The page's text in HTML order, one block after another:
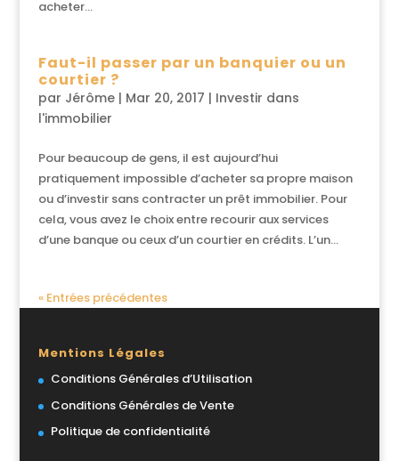
acheter...
Faut-il passer par un banquier ou un
courtier ?
par Jérôme| Mar 20, 2017 | Investir dans
l'immobilier
Pour beaucoup de gens, il est aujourd’hui
pratiquement impossible d’acheter sa propre maison
ou d’investir sans contracter un prêt immobilier. Pour
cela, vous avez le choix entre recourir aux services
d’une banque ou ceux d’un courtier en crédits. L’un...
« Entrées précédentes
Mentions Légales
Conditions Générales d’Utilisation
Conditions Générales de Vente
Politique de confidentialité